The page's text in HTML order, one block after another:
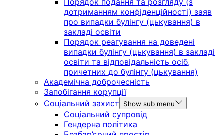
Порядок подання та розгляду (з
дотриманням конфіденційності) заяв
про випадки булінгу (цькування) в
закладі освіти
Порядок реагування на доведені
випадки булінгу (цькування) в закладі
освіти та відповідальність осіб,
причетних до булінгу (цькування)
Академічна доброчесність
Запобігання корупції
Соціальний захист
Show sub menu
Соціальний супровід
Гендерна політика